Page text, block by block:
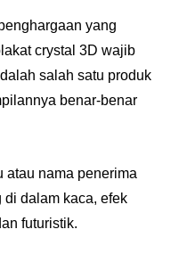
yang
crystal 3D wajib
salah satu produk
benar-benar
atau nama penerima
di dalam kaca, efek
futuristik.